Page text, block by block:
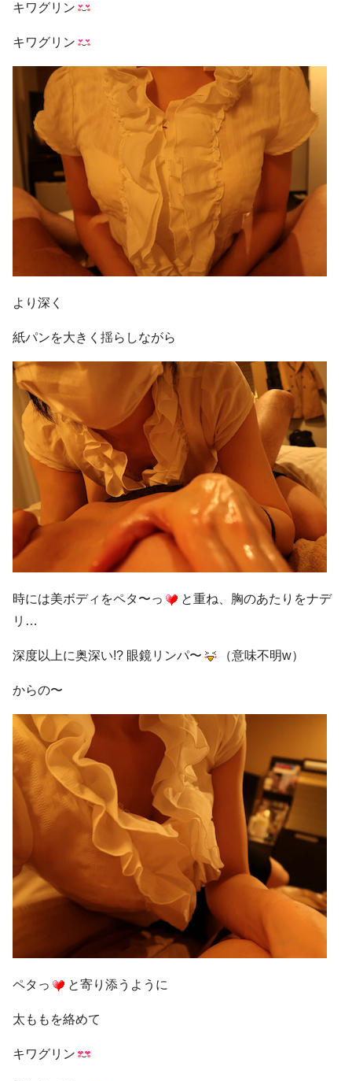
キワグリン
キワグリン
より深く
紙パンを大きく揺らしながら
時には美ボディをペタ〜っ
と重ね、胸のあたりをナデ
リ…
深度以上に奥深い!? 眼鏡リンパ〜 （意味不明w）
からの〜
ペタっ と寄り添うように
太ももを絡めて
キワグリン